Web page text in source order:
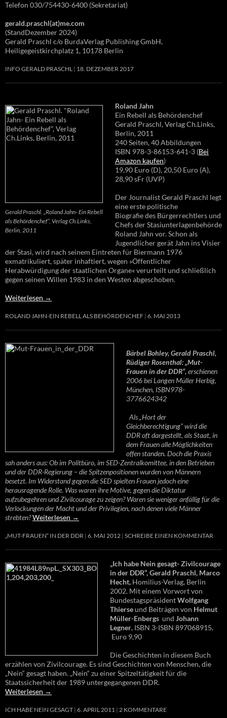
Telefon 030/754430-6400 (Sekretariat)
gerald.praschl(at)me.com
(StandDezember 2024)
Gerald Praschl c/o BurdaVerlag Publishing GmbH,
Heiligegeistkirchplatz 1, 10178 Berlin
INFO GERALD PRASCHL 18. DEZEMBER 2017
Gerald Praschl. „Roland Jahn- Ein Rebell
als Behördenchef“, Verlag Ch.Links,
Berlin, 2011
Roland Jahn
Ein Rebell als Behördenchef
Gerald Praschl, Verlag Ch.Links,
Berlin, 2011
240 Seiten, 40 Abbildungen
ISBN 978-3-86153-641-3 (Bei
Amazon kaufen)
19,90 Euro (D), 20,50 Euro (A),
28,90 sFr (UVP)
Der Journalist Gerald Praschl legt
eine erste politische
Biografie des Bürgerrechtlers und
Chefs der Stasiunterlagenbehörde
Roland Jahn vor. Schon als
Jugendlicher gerät Jahn ins Visier
der Stasi, wird nach seinem Eintreten für Biermann 1976
exmatrikuliert, später inhaftiert, wegen »Öffentlicher
Herabwürdigung der staatlichen Organe« verurteilt und schließlich
gegen seinen Willen 1983 in den Westen abgeschoben.
Weiterlesen →
ROLAND JAHN-EIN REBELL ALS BEHÖRDENCHEF 6. MAI 2013
Bärbel Bohley, Gerald Praschl,
Rüdiger Rosenthal: „Mut-
Frauen in der DDR“,erschienen
2006 bei Langen Müller Herbig,
München, ISBN978-
3776624342
Als „Hort der
Gleichberechtigung“ wird die
DDR oft dargestellt, als Staat, in
dem Frauen alle Möglichkeiten
offen standen. Doch die Praxis
sah anders aus: Ob im Politbüro, im SED-Zentralkomittee, in den Betrieben
und der DDR-Regierung – die Spitzenpositionen wurden von Männern
besetzt. Im Widerstand gegen die SED spielten Frauen jedoch eine
herausragende Rolle. Was waren ihre Motive, gegen die Diktatur
aufzubegehren und Zivilcourage zu zeigen? Waren sie weniger anfällig für die
Verlockungen der Macht und der Privilegien, nach denen viele Männer
strebten?Weiterlesen →
„MUT-FRAUEN“ IN DER DDR 6. MAI 2012 SCHREIBE EINEN KOMMENTAR
„Ich habe Nein gesagt- Zivilcourage
in der DDR“, Gerald Praschl, Marco
Hecht, Homilius-Verlag, Berlin
2002. Mit einem Vorwort von
BundestagspräsidentWolfgang
Thierseund Beiträgen von Helmut
Müller-Enbergs und Johann
Legner, ISBN 3-ISBN 897068915,
Euro 9,90
Die Geschichten in diesem Buch
erzählen von Zivilcourage. Es sind Geschichten von Menschen, die
„Nein“ gesagt haben. „Nein“ zu einer Spitzeltätigkeit für die
Staatssicherheit der 1989 untergegangenen DDR.
Weiterlesen →
ICH HABE NEIN GESAGT 6. APRIL 2011 2 KOMMENTARE